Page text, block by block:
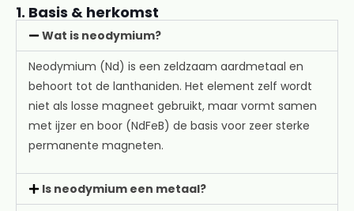
1. Basis & herkomst
Wat is neodymium?
Neodymium (Nd) is een zeldzaam aardmetaal en
behoort tot de lanthaniden. Het element zelf wordt
niet als losse magneet gebruikt, maar vormt samen
met ijzer en boor (NdFeB) de basis voor zeer sterke
permanente magneten.
Is neodymium een metaal?